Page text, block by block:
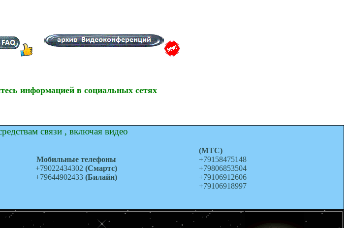
информацией в социальных сетях
связи , включая видео
Мобильные телефоны
+79022434302 (Смартс)
+79644902433(Билайн)
(МТС)
+79158475148
+79806853504
+79106912606
+79106918997